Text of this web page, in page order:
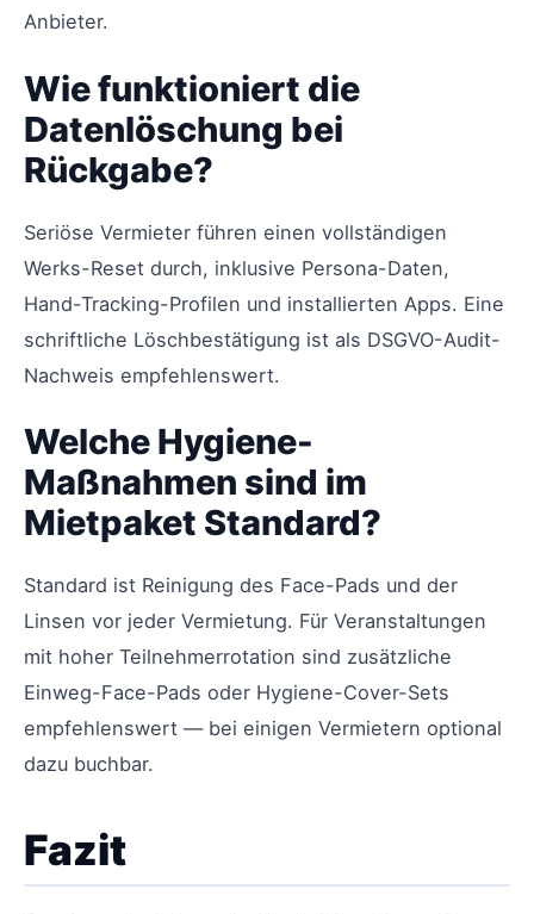
Anbieter.
Wie funktioniert die
Datenlöschung bei
Rückgabe?
Seriöse Vermieter führen einen vollständigen
Werks-Reset durch, inklusive Persona-Daten,
Hand-Tracking-Profilen und installierten Apps. Eine
schriftliche Löschbestätigung ist als DSGVO-Audit-
Nachweis empfehlenswert.
Welche Hygiene-
Maßnahmen sind im
Mietpaket Standard?
Standard ist Reinigung des Face-Pads und der
Linsen vor jeder Vermietung. Für Veranstaltungen
mit hoher Teilnehmerrotation sind zusätzliche
Einweg-Face-Pads oder Hygiene-Cover-Sets
empfehlenswert — bei einigen Vermietern optional
dazu buchbar.
Fazit